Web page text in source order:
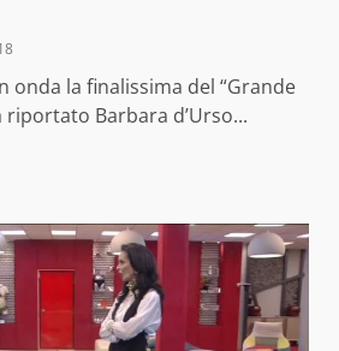
onda la finalissima del “Grande
riportato Barbara d’Urso...